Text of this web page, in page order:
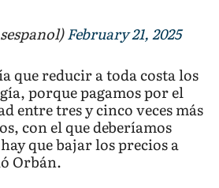
February 21, 2025
que reducir a toda costa los
porque pagamos por el
entre tres y cinco veces más
con el que deberíamos
que bajar los precios a
Orbán.